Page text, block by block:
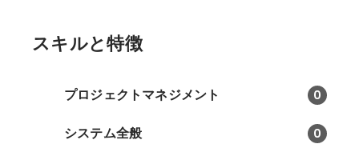
スキルと特徴
プロジェクトマネジメント 0
システム全般 0